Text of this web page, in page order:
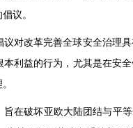
议。
对改革完善全球安全治理
利益的行为，尤其是在安
在破坏亚欧大陆团结与平